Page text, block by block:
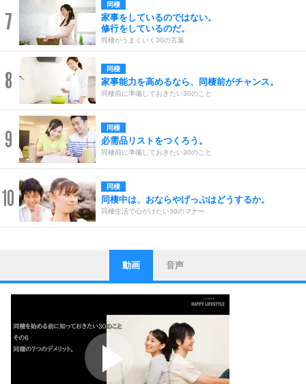
7
同棲
家事をしているのではない。
修行をしているのだ。
同棲がうまくいく30の言葉
8 同棲
家事能力を高めるなら、同棲前がチャンス。
同棲前に準備しておきたい30のこと
9 同棲
必需品リストをつくろう。
同棲前に準備しておきたい30のこと
10 同棲
同棲中は、おならやげっぷはどうするか。
同棲生活で心がけたい30のマナー
1
ストレス対策
他人と比べない。
いっそのこと、他人を見ない。
いらいらしない人になる30の方法
ポジティブになれない原因は、行動しないから。
ポジティブ思考になる30の方法
動画 音声